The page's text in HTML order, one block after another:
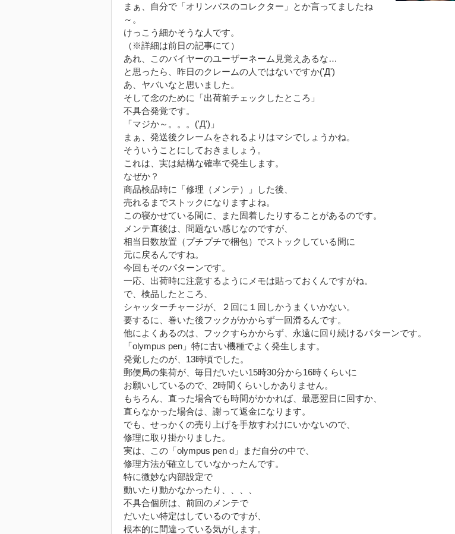
まぁ、自分で「オリンパスのコレクター」とか言ってましたね
～。
けっこう細かそうな人です。
（※詳細は前日の記事にて）
あれ、このバイヤーのユーザーネーム見覚えあるな…
と思ったら、昨日のクレームの人ではないですか('Д')
あ、ヤバいなと思いました。
そして念のために「出荷前チェックしたところ」
不具合発覚です。
「マジか～。。。('Д')」
まぁ、発送後クレームをされるよりはマシでしょうかね。
そういうことにしておきましょう。
これは、実は結構な確率で発生します。
なぜか？
商品検品時に「修理（メンテ）」した後、
売れるまでストックになりますよね。
この寝かせている間に、また固着したりすることがあるのです。
メンテ直後は、問題ない感じなのですが、
相当日数放置（プチプチで梱包）でストックしている間に
元に戻るんですね。
今回もそのパターンです。
一応、出荷時に注意するようにメモは貼っておくんですがね。
で、検品したところ、
シャッターチャージが、２回に１回しかうまくいかない。
要するに、巻いた後フックがかからず一回滑るんです。
他によくあるのは、フックすらかからず、永遠に回り続けるパターンです。
「olympus pen」特に古い機種でよく発生します。
発覚したのが、13時頃でした。
郵便局の集荷が、毎日だいたい15時30分から16時くらいに
お願いしているので、2時間くらいしかありません。
もちろん、直った場合でも時間がかかれば、最悪翌日に回すか、
直らなかった場合は、謝って返金になります。
でも、せっかくの売り上げを手放すわけにいかないので、
修理に取り掛かりました。
実は、この「olympus pen d」まだ自分の中で、
修理方法が確立していなかったんです。
特に微妙な内部設定で
動いたり動かなかったり、、、、
不具合個所は、前回のメンテで
だいたい特定はしているのですが、
根本的に間違っている気がします。